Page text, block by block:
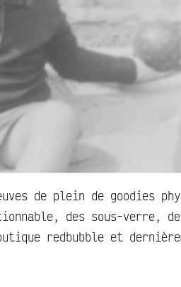
de plein de goodies
des sous-verre,
redbubble et